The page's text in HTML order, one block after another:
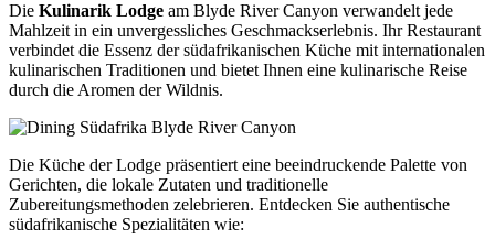
Die Kulinarik Lodge am Blyde River Canyon verwandelt jede
Mahlzeit in ein unvergessliches Geschmackserlebnis. Ihr Restaurant
verbindet die Essenz der südafrikanischen Küche mit internationalen
kulinarischen Traditionen und bietet Ihnen eine kulinarische Reise
durch die Aromen der Wildnis.
Die Küche der Lodge präsentiert eine beeindruckende Palette von
Gerichten, die lokale Zutaten und traditionelle
Zubereitungsmethoden zelebrieren. Entdecken Sie authentische
südafrikanische Spezialitäten wie: